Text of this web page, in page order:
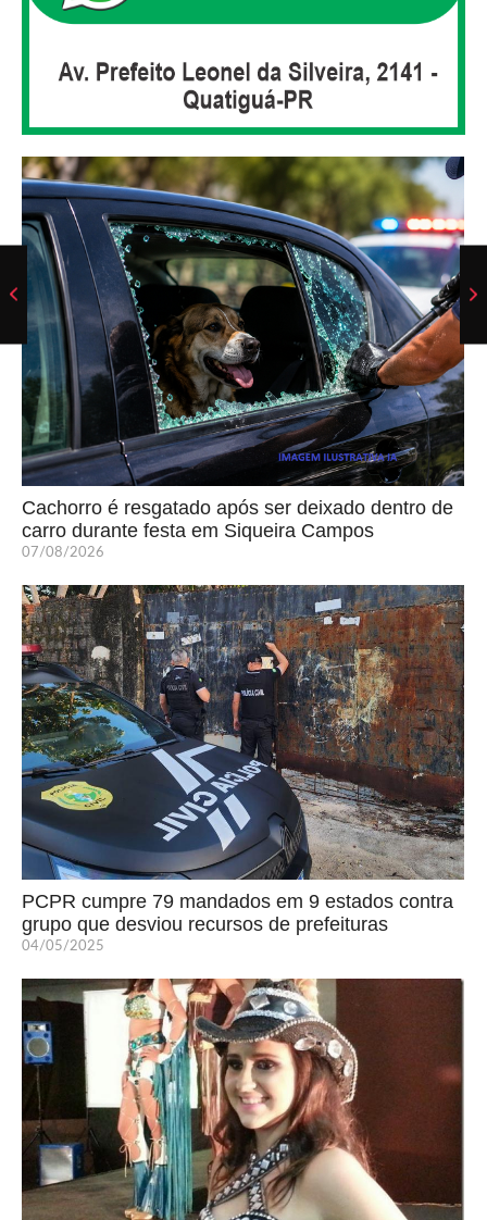
Cachorro é resgatado após ser deixado dentro de
carro durante festa em Siqueira Campos
07/08/2026
PCPR cumpre 79 mandados em 9 estados contra
grupo que desviou recursos de prefeituras
04/05/2025